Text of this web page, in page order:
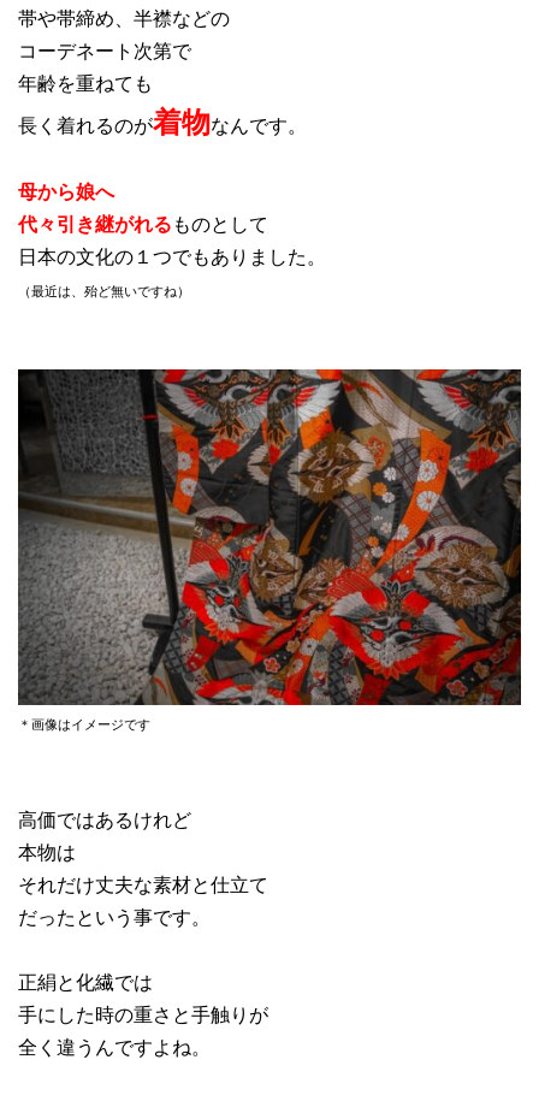
帯や帯締め、半襟などの
コーデネート次第で
年齢を重ねても
長く着れるのが着物なんです。
母から娘へ
代々引き継がれるものとして
日本の文化の１つでもありました。
（最近は、殆ど無いですね）
＊画像はイメージです
高価ではあるけれど
本物は
それだけ丈夫な素材と仕立て
だったという事です。
正絹と化繊では
手にした時の重さと手触りが
全く違うんですよね。